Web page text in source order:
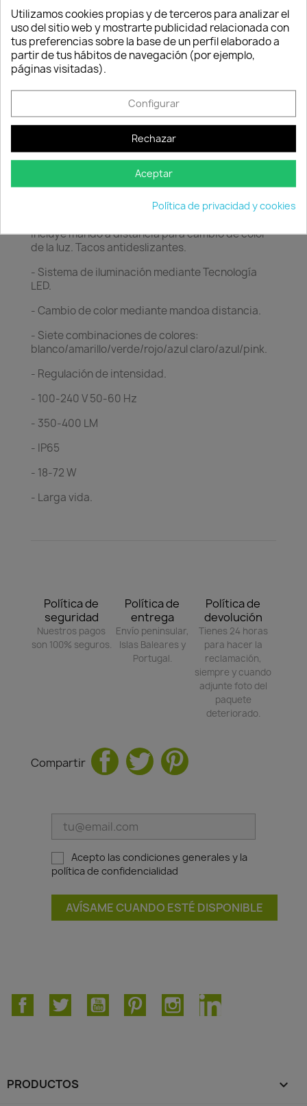
Es un material 100% reciclable que soporta
condiciones climáticas extremas, desde -60ºC
hasta 80ºC, además de resistente a los rayos UVI
y dota ligereza al producto. VONDOM ofrece esta
colección acabados mate, brillo o de color y está
Fabricado en resina de polietileno mediante
moldeo rotacional con doble pared. 100%
Reciclable. Apto para exterior e interior.
Disponible en varios acabados.
Incluye el sistema de autoriego.
interruptor solo para interior.
Incluye mando a distancia para cambio de color
de la luz. Tacos antideslizantes.
- Sistema de iluminación mediante Tecnología
LED.
- Cambio de color mediante mandoa distancia.
- Siete combinaciones de colores:
blanco/amarillo/verde/rojo/azul claro/azul/pink.
- Regulación de intensidad.
- 100-240 V 50-60 Hz
- 350-400 LM
- IP65
- 18-72 W
- Larga vida.
Política de
seguridad
Nuestros pagos
son 100% seguros.
Política de
entrega
Envío peninsular,
Islas Baleares y
Portugal.
Política de
devolución
Tienes 24 horas
para hacer la
reclamación,
siempre y cuando
adjunte foto del
paquete
deteriorado.
Compartir
Acepto las condiciones generales y la
política de confidencialidad
AVÍSAME CUANDO ESTÉ DISPONIBLE
FacebookTwitter YouTube PinterestInstagramLinkedIn
PRODUCTOS 
Utilizamos cookies propias y de terceros para analizar el
uso del sitio web y mostrarte publicidad relacionada con
tus preferencias sobre la base de un perfil elaborado a
partir de tus hábitos de navegación (por ejemplo,
páginas visitadas).
Configurar
Rechazar
Aceptar
Política de privacidad y cookies
Consentimiento de cookies